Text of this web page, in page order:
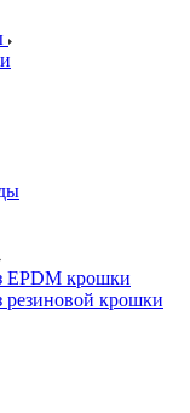
EPDM крошки
резиновой крошки